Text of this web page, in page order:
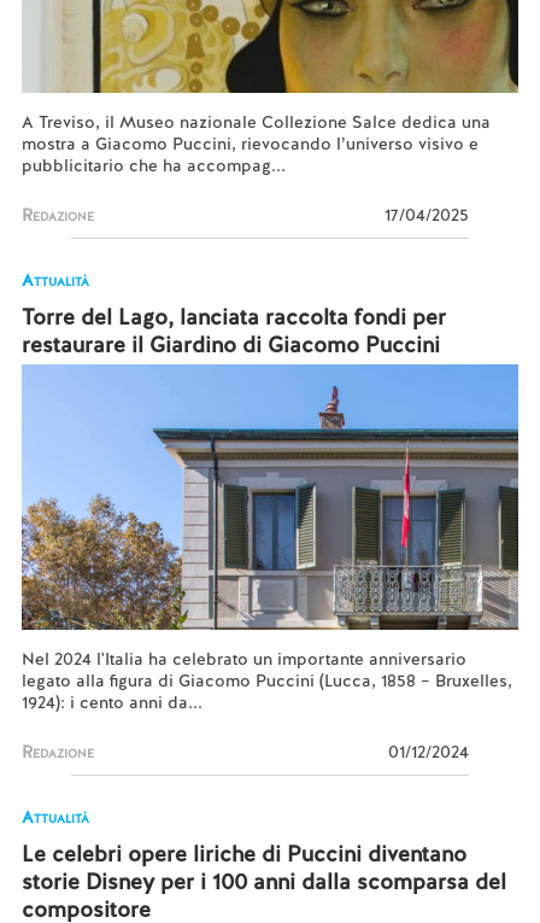
A Treviso, il Museo nazionale Collezione Salce dedica una
mostra a Giacomo Puccini, rievocando l’universo visivo e
pubblicitario che ha accompag...
Redazione 17/04/2025
Attualità
Torre del Lago, lanciata raccolta fondi per
restaurare il Giardino di Giacomo Puccini
Nel 2024 l'Italia ha celebrato un importante anniversario
legato alla figura di Giacomo Puccini (Lucca, 1858 – Bruxelles,
1924): i cento anni da...
Redazione 01/12/2024
Attualità
Le celebri opere liriche di Puccini diventano
storie Disney per i 100 anni dalla scomparsa del
compositore